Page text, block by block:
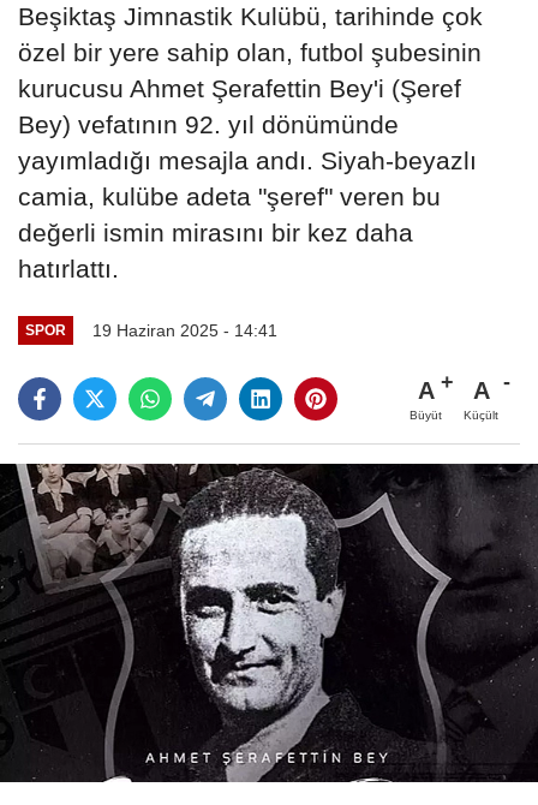
Beşiktaş Jimnastik Kulübü, tarihinde çok
özel bir yere sahip olan, futbol şubesinin
kurucusu Ahmet Şerafettin Bey'i (Şeref
Bey) vefatının 92. yıl dönümünde
yayımladığı mesajla andı. Siyah-beyazlı
camia, kulübe adeta "şeref" veren bu
değerli ismin mirasını bir kez daha
hatırlattı.
SPOR 19 Haziran 2025 - 14:41
A
Büyüt
A
Küçült